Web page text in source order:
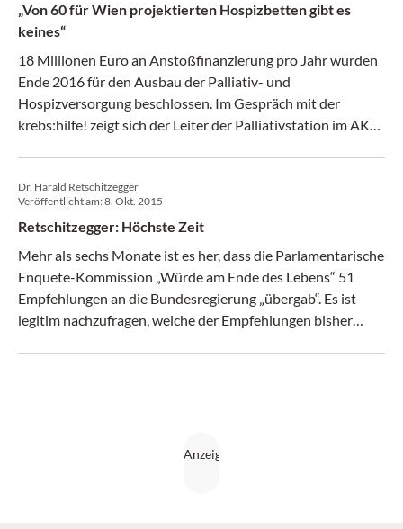
„Von 60 für Wien projektierten Hospizbetten gibt es
keines“
18 Millionen Euro an Anstoßfinanzierung pro Jahr wurden
Ende 2016 für den Ausbau der Palliativ- und
Hospizversorgung beschlossen. Im Gespräch mit der
krebs:hilfe! zeigt sich der Leiter der Palliativstation im AKH,
4/17)
Dr. Harald Retschitzegger
Veröffentlicht am:8. Okt. 2015
Retschitzegger: Höchste Zeit
Mehr als sechs Monate ist es her, dass die Parlamentarische
Enquete-Kommission „Würde am Ende des Lebens“ 51
Empfehlungen an die Bundesregierung „übergab“. Es ist
legitim nachzufragen, welche der Empfehlungen bisher